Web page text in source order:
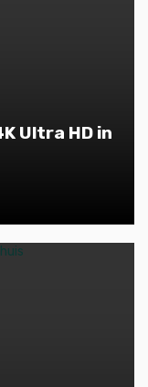
Ultra HD in